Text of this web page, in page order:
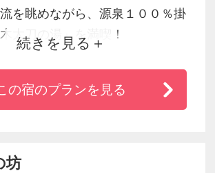
を眺めながら、源泉１００％掛
太刀の湯」を満喫！
窟露天・空中露天の３つ全てが
モダンの部屋や、世界の高級ホ
続きを見る
の宿のプランを見る
坊